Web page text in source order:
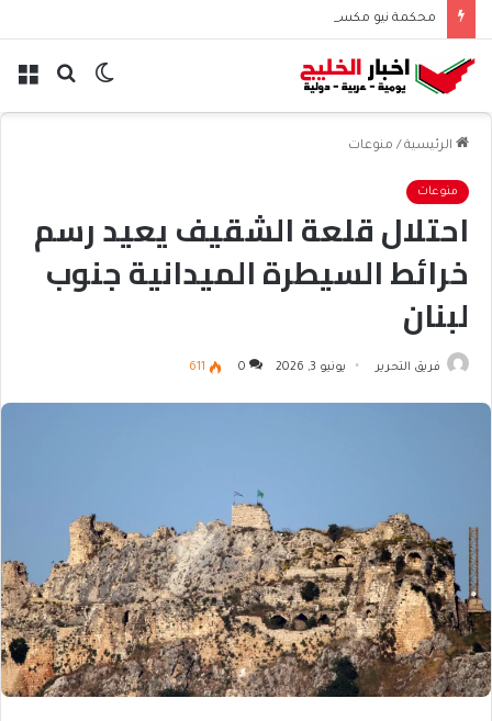
محكمة نيو مكسيكو تغرم ميتا نصف مليار دولار بسبب الأطفال
بحث الوضع
الرئيسية / منوعات
منوعات
احتلال قلعة الشقيف يعيد رسم
خرائط السيطرة الميدانية جنوب
لبنان
فريق التحرير يونيو 3, 2026 0
611